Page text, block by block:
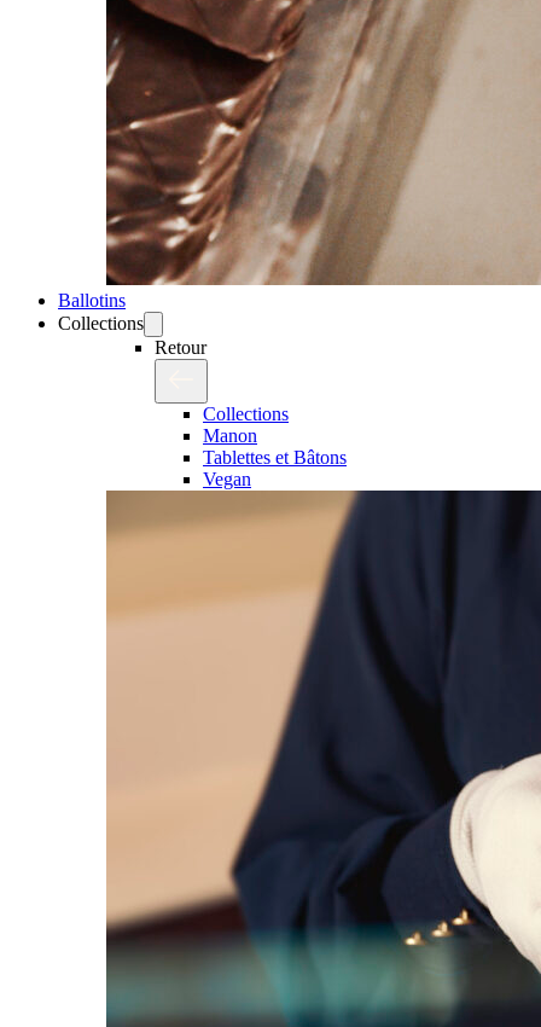
Ballotins
Collections
Retour
Collections
Manon
Tablettes et Bâtons
Vegan